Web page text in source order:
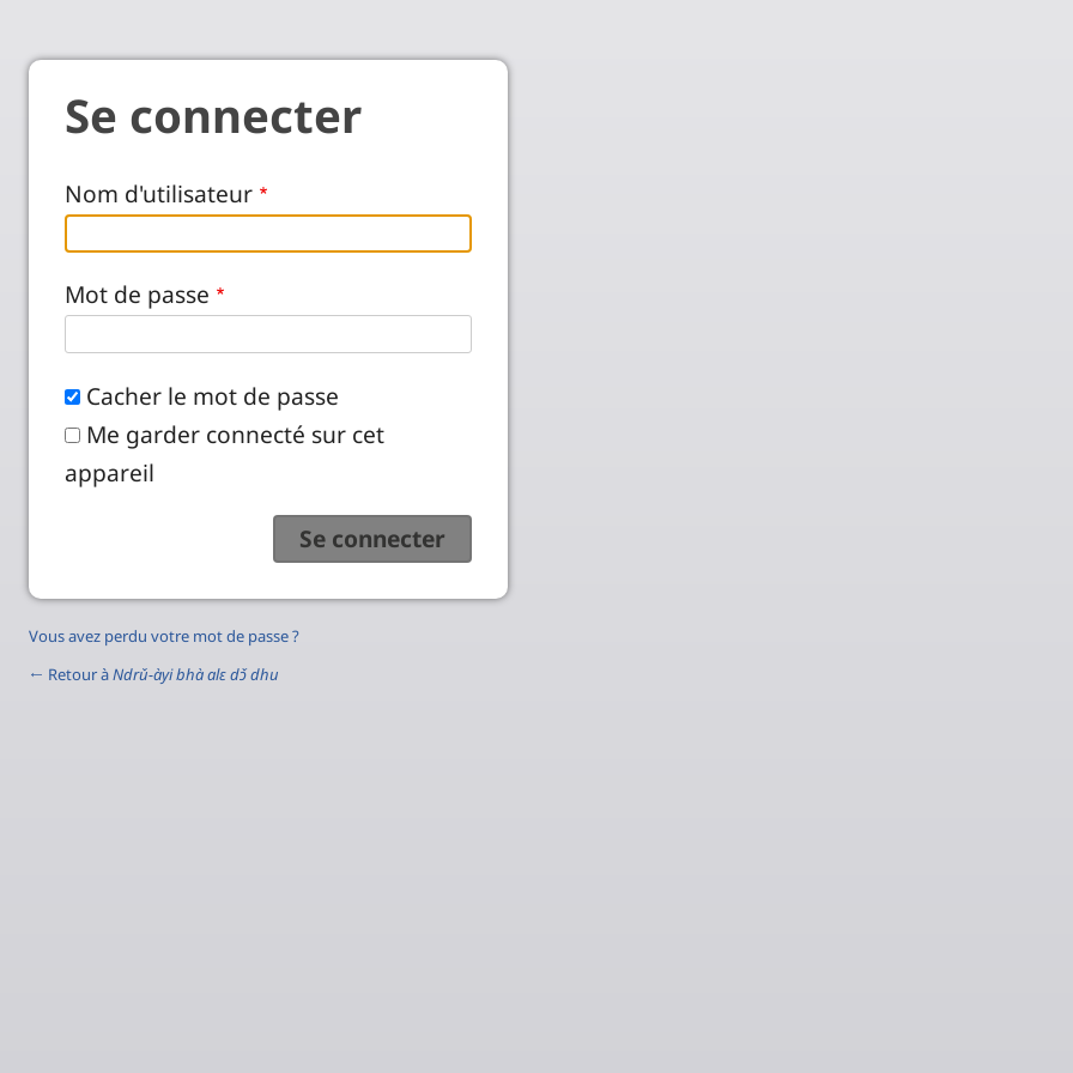
Se connecter
Nom d'utilisateur
Mot de passe
Cacher le mot de passe
Me garder connecté sur cet
appareil
Vous avez perdu votre mot de passe ?
← Retour àNdrǔ-àyi bhà alɛ dɔ̌ dhu